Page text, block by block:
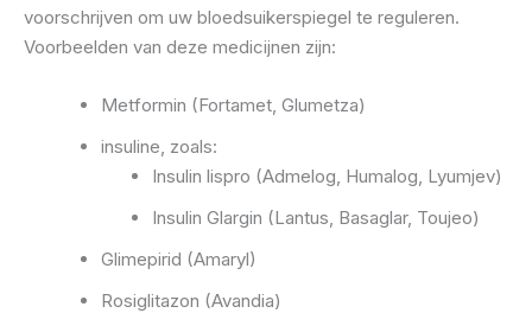
voorschrijven om uw bloedsuikerspiegel te reguleren.
Voorbeelden van deze medicijnen zijn:
Metformin (Fortamet, Glumetza)
insuline, zoals:
Insulin lispro (Admelog, Humalog, Lyumjev)
Insulin Glargin (Lantus, Basaglar, Toujeo)
Glimepirid (Amaryl)
Rosiglitazon (Avandia)